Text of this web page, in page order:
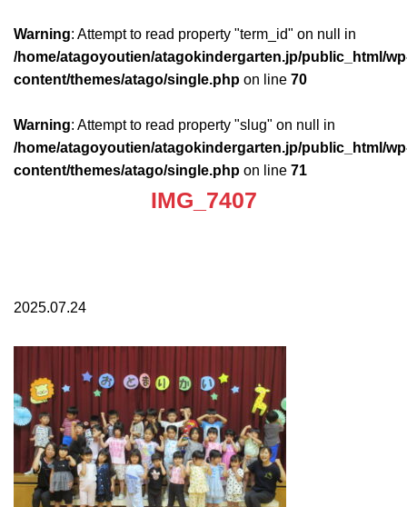
Warning: Attempt to read property "term_id" on null in
/home/atagoyoutien/atagokindergarten.jp/public_html/
content/themes/atago/single.php on line 70
Warning: Attempt to read property "slug" on null in
/home/atagoyoutien/atagokindergarten.jp/public_html/
content/themes/atago/single.php on line 71
IMG_7407
2025.07.24